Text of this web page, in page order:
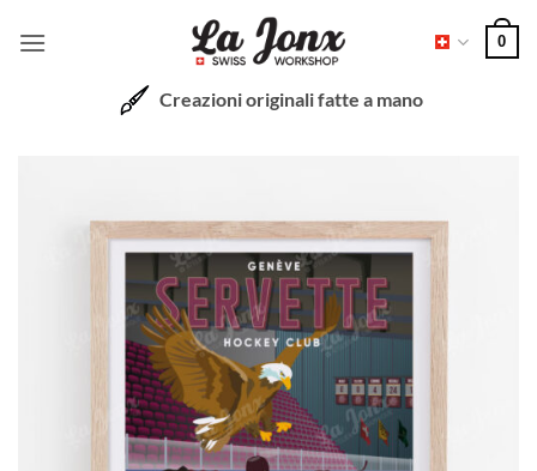
0
Creazioni originali fatte a mano